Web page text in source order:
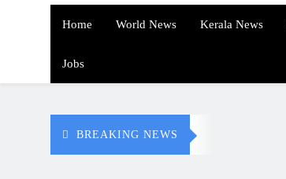
Home World News Kerala News
Jobs
BREAKING NEWS